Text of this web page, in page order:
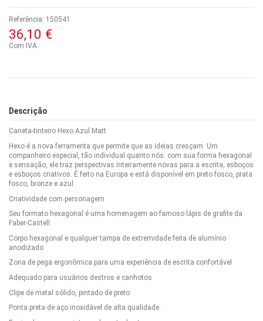
Referência: 150541
36,10 €
Com IVA
Descrição
Caneta-tinteiro Hexo Azul Matt
Hexo é a nova ferramenta que permite que as ideias cresçam. Um
companheiro especial, tão individual quanto nós: com sua forma hexagonal
e sensação, ele traz perspectivas inteiramente novas para a escrita, esboços
e esboços criativos. É feito na Europa e está disponível em preto fosco, prata
fosco, bronze e azul.
Criatividade com personagem
Seu formato hexagonal é uma homenagem ao famoso lápis de grafite da
Faber-Castell
Corpo hexagonal e qualquer tampa de extremidade feita de alumínio
anodizado
Zona de pega ergonômica para uma experiência de escrita confortável
Adequado para usuários destros e canhotos
Clipe de metal sólido, pintado de preto
Ponta preta de aço inoxidável de alta qualidade.